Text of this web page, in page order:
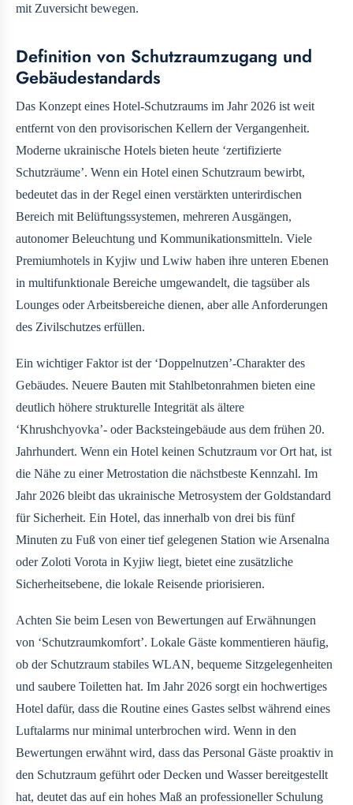
mit Zuversicht bewegen.
Definition von Schutzraumzugang und
Gebäudestandards
Das Konzept eines Hotel-Schutzraums im Jahr 2026 ist weit
entfernt von den provisorischen Kellern der Vergangenheit.
Moderne ukrainische Hotels bieten heute ‘zertifizierte
Schutzräume’. Wenn ein Hotel einen Schutzraum bewirbt,
bedeutet das in der Regel einen verstärkten unterirdischen
Bereich mit Belüftungssystemen, mehreren Ausgängen,
autonomer Beleuchtung und Kommunikationsmitteln. Viele
Premiumhotels in Kyjiw und Lwiw haben ihre unteren Ebenen
in multifunktionale Bereiche umgewandelt, die tagsüber als
Lounges oder Arbeitsbereiche dienen, aber alle Anforderungen
des Zivilschutzes erfüllen.
Ein wichtiger Faktor ist der ‘Doppelnutzen’-Charakter des
Gebäudes. Neuere Bauten mit Stahlbetonrahmen bieten eine
deutlich höhere strukturelle Integrität als ältere
‘Khrushchyovka’- oder Backsteingebäude aus dem frühen 20.
Jahrhundert. Wenn ein Hotel keinen Schutzraum vor Ort hat, ist
die Nähe zu einer Metrostation die nächstbeste Kennzahl. Im
Jahr 2026 bleibt das ukrainische Metrosystem der Goldstandard
für Sicherheit. Ein Hotel, das innerhalb von drei bis fünf
Minuten zu Fuß von einer tief gelegenen Station wie Arsenalna
oder Zoloti Vorota in Kyjiw liegt, bietet eine zusätzliche
Sicherheitsebene, die lokale Reisende priorisieren.
Achten Sie beim Lesen von Bewertungen auf Erwähnungen
von ‘Schutzraumkomfort’. Lokale Gäste kommentieren häufig,
ob der Schutzraum stabiles WLAN, bequeme Sitzgelegenheiten
und saubere Toiletten hat. Im Jahr 2026 sorgt ein hochwertiges
Hotel dafür, dass die Routine eines Gastes selbst während eines
Luftalarms nur minimal unterbrochen wird. Wenn in den
Bewertungen erwähnt wird, dass das Personal Gäste proaktiv in
den Schutzraum geführt oder Decken und Wasser bereitgestellt
hat, deutet das auf ein hohes Maß an professioneller Schulung